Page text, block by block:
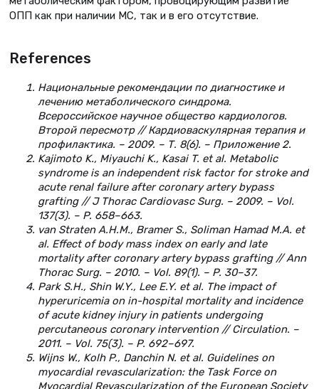
ОПП как при наличии МС, так и в его отсутствие.
References
Национальные рекомендации по диагностике и
лечению метаболического синдрома.
Всероссийское научное общество кардиологов.
Второй пересмотр // Кардиоваскулярная терапия и
профилактика. – 2009. – Т. 8(6). – Приложение 2.
Kajimoto K., Miyauchi K., Kasai T. et al. Metabolic
syndrome is an independent risk factor for stroke and
acute renal failure after coronary artery bypass
grafting // J Thorac Cardiovasc Surg. – 2009. – Vol.
137(3). – P. 658–663.
van Straten A.H.M., Bramer S., Soliman Hamad M.A. et
al. Effect of body mass index on early and late
mortality after coronary artery bypass grafting // Ann
Thorac Surg. – 2010. – Vol. 89(1). – P. 30–37.
Park S.H., Shin W.Y., Lee E.Y. et al. The impact of
hyperuricemia on in-hospital mortality and incidence
of acute kidney injury in patients undergoing
percutaneous coronary intervention // Circulation. –
2011. – Vol. 75(3). – P. 692–697.
Wijns W., Kolh P., Danchin N. et al. Guidelines on
myocardial revascularization: the Task Force on
Myocardial Revascularization of the European Society